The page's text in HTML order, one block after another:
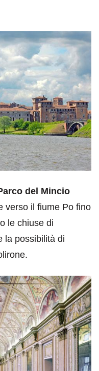
del Mincio
verso il fiume Po fino
le chiuse di
la possibilità di